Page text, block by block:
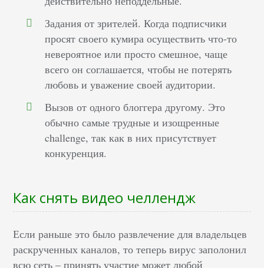
Задания от зрителей. Когда подписчики
просят своего кумира осуществить что-то
невероятное или просто смешное, чаще
всего он соглашается, чтобы не потерять
любовь и уважение своей аудитории.
Вызов от одного блоггера другому. Это
обычно самые трудные и изощренные
challenge, так как в них присутствует
конкуренция.
Как снять видео челлендж
Если раньше это было развлечение для владельцев
раскрученных каналов, то теперь вирус заполонил
всю сеть – принять участие может любой